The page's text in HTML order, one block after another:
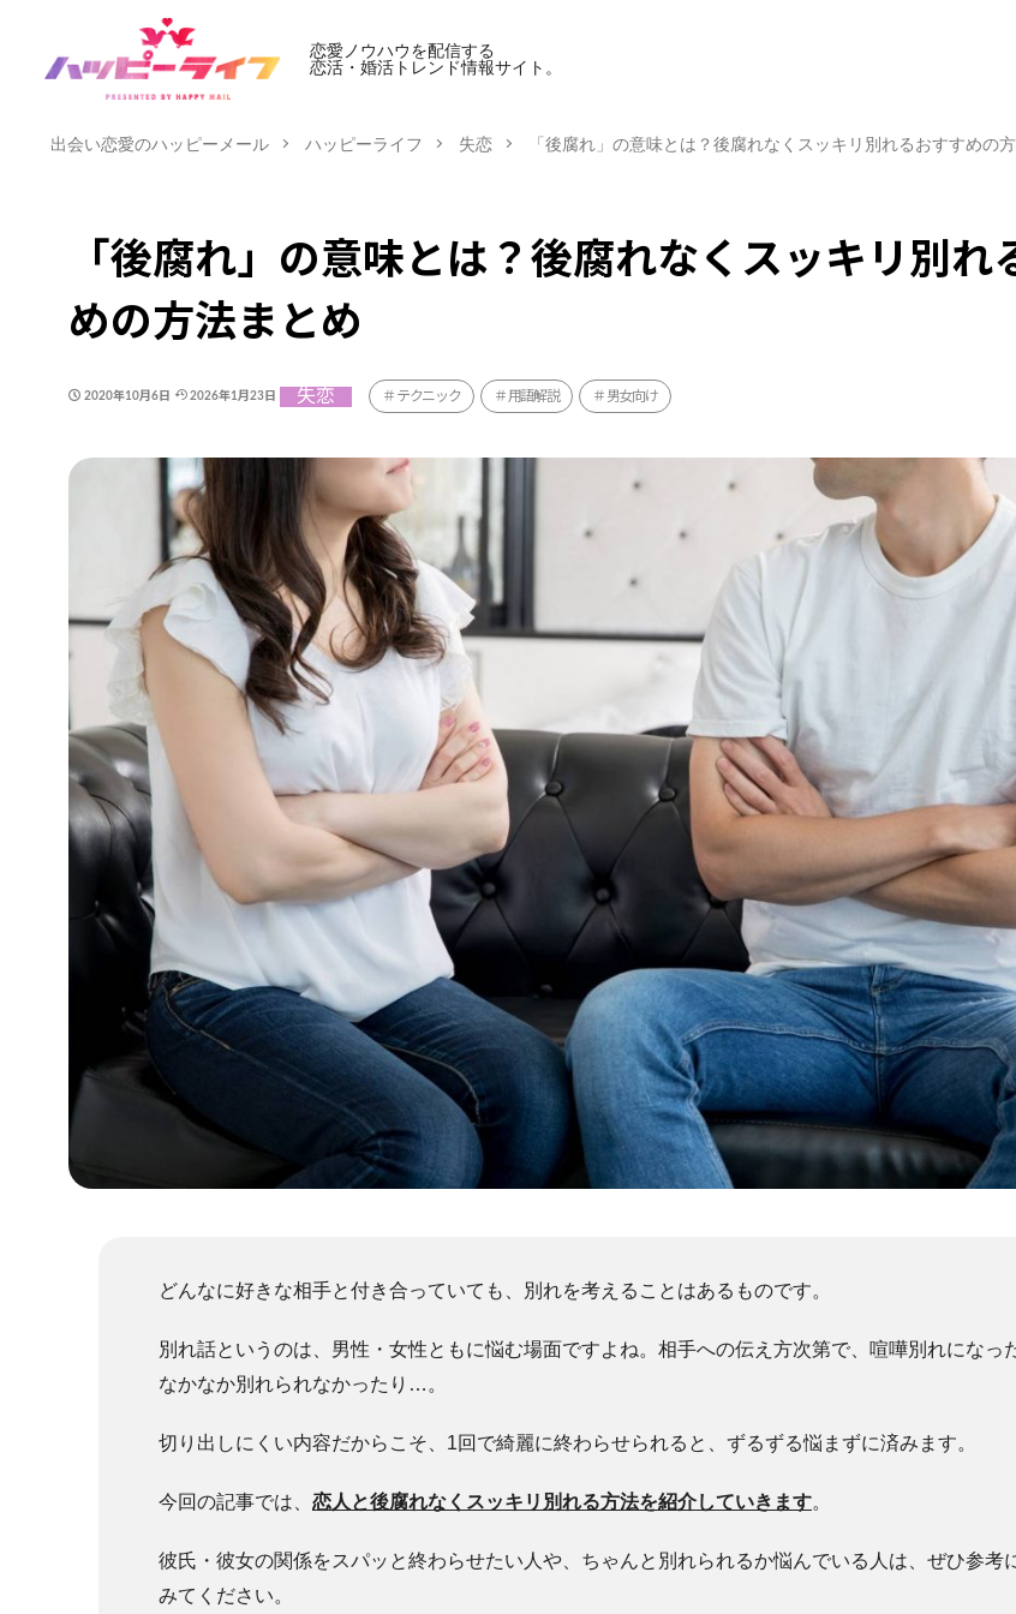
恋愛ノウハウを配信する
恋活・婚活トレンド情報サイト。
出会い恋愛のハッピーメール ハッピーライフ 失恋 「後腐れ」の意味とは？後腐れなくスッキリ別れるおすすめの
「後腐れ」の意味とは？後腐れなくスッキリ別れ
めの方法まとめ
2020年10月6日 2026年1月23日 失恋 テクニック 用語解説 男女向け
どんなに好きな相手と付き合っていても、別れを考えることはあるものです。
別れ話というのは、男性・女性ともに悩む場面ですよね。 相手への伝え方次第で、喧嘩別れになっ
なかなか別れられなかったり…。
切り出しにくい内容だからこそ、1回で綺麗に終わらせられると、ずるずる悩まずに済みます。
今回の記事では、 恋人と後腐れなくスッキリ別れる方法を紹介していきます。
彼氏・彼女の関係をスパッと終わらせたい人や、ちゃんと別れられるか悩んでいる人は、ぜひ参考
みてください。